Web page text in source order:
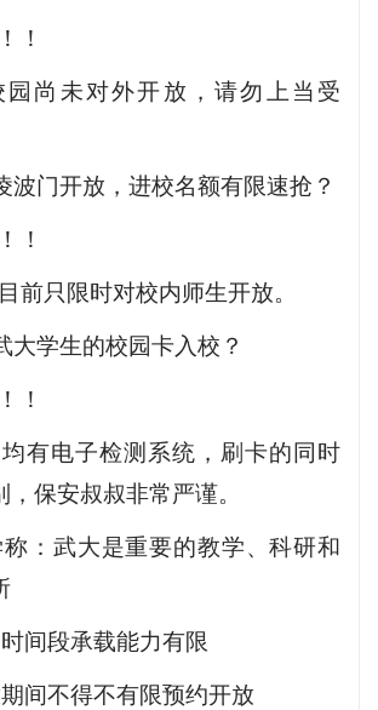
！
园尚未对外开放，请勿上当受
波门开放，进校名额有限速抢？
！
前只限时对校内师生开放。
大学生的校园卡入校？
！
有电子检测系统，刷卡的同时
保安叔叔非常严谨。
：武大是重要的教学、科研和
间段承载能力有限
间不得不有限预约开放